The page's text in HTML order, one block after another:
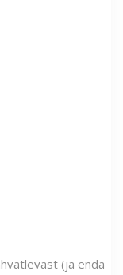
(ja enda